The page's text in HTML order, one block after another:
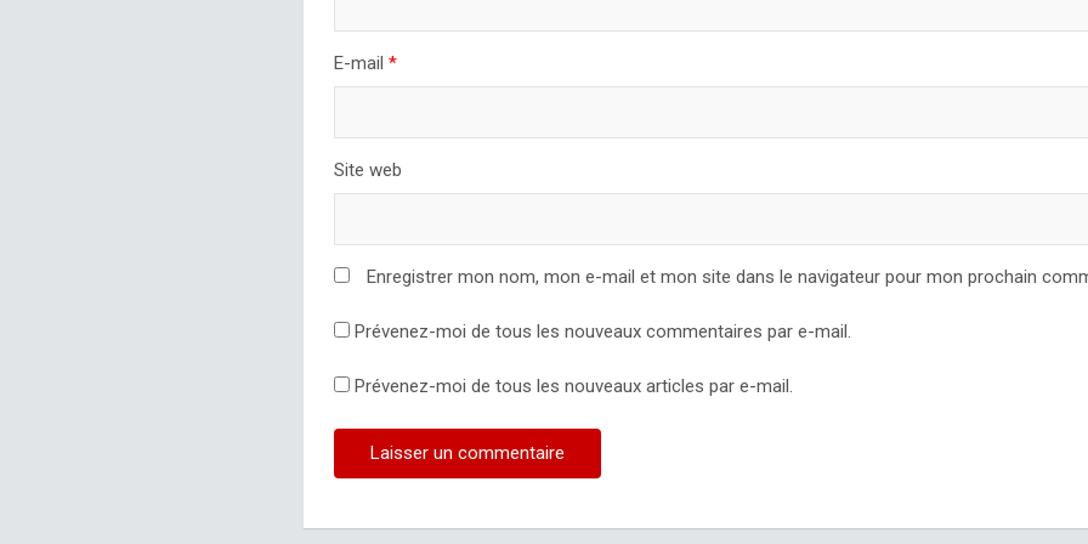
E-mail*
Site web
Enregistrer mon nom, mon e-mail et mon site dans le navigateur pour mon prochain
Prévenez-moi de tous les nouveaux commentaires par e-mail.
Prévenez-moi de tous les nouveaux articles par e-mail.